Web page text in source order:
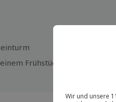
Frühstücksbuffet vorab